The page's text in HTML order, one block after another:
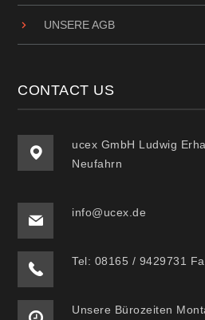
UNSERE AGB
CONTACT US
ucex GmbH Ludwig
Neufahrn
info@ucex.de
Tel: 08165 / 9429731
Unsere Bürozeiten